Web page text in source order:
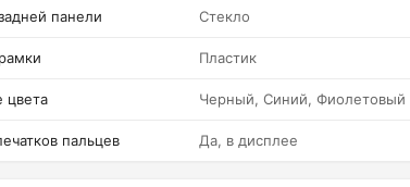
панели Стекло
Пластик
цвета Черный, Синий, Фиолетовый
пальцев Да, в дисплее